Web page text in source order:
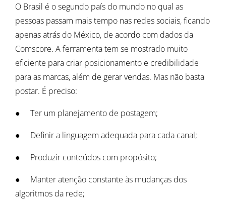
O Brasil é o segundo país do mundo no qual as
pessoas passam mais tempo nas redes sociais, ficando
apenas atrás do México, de acordo com dados da
Comscore. A ferramenta tem se mostrado muito
eficiente para criar posicionamento e credibilidade
para as marcas, além de gerar vendas. Mas não basta
postar. É preciso:
● Ter um planejamento de postagem;
● Definir a linguagem adequada para cada canal;
● Produzir conteúdos com propósito;
● Manter atenção constante às mudanças dos
algoritmos da rede;